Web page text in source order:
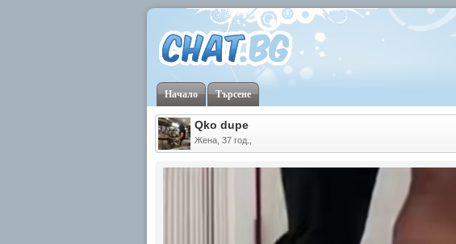
Начало Търсене
Qko dupe
Жена, 37 год.,